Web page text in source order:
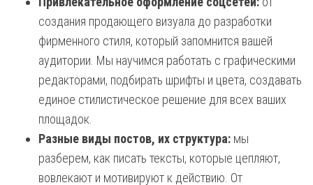
создания продающего визуала до разработки
фирменного стиля, который запомнится вашей
аудитории. Мы научимся работать с графическими
редакторами, подбирать шрифты и цвета, создавать
единое стилистическое решение для всех ваших
площадок.
Разные виды постов, их структура: мы
разберем, как писать тексты, которые цепляют,
вовлекают и мотивируют к действию. От